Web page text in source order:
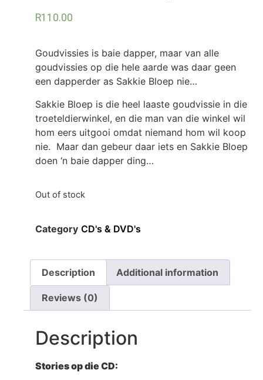
R110.00
Goudvissies is baie dapper, maar van alle
goudvissies op die hele aarde was daar geen
een dapperder as Sakkie Bloep nie…
Sakkie Bloep is die heel laaste goudvissie in die
troeteldierwinkel, en die man van die winkel wil
hom eers uitgooi omdat niemand hom wil koop
nie. Maar dan gebeur daar iets en Sakkie Bloep
doen ‘n baie dapper ding…
Out of stock
Category CD's & DVD's
Description Additional information
Reviews (0)
Description
Stories op die CD: